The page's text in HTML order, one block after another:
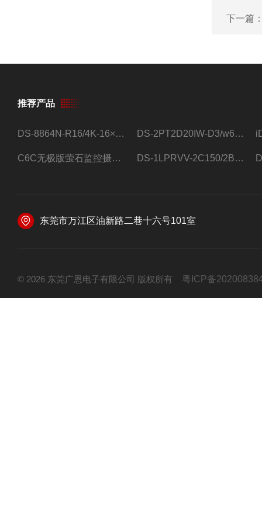
下一篇
推荐产品
DS-8864N-R16/4K-16×4T/希捷16盘位录像机 DS-2PT2D20IW-D3/w64路高清硬盘录像机
C6C无极版萤石监控摄像头 DS-1LPRVV-2C150/2B监控室外夜视高清电源线护套线200米/卷
东莞市万江区油新路二巷十六号101室
© 2026 东莞广恩电子有限公司 版权所有 粤ICP备